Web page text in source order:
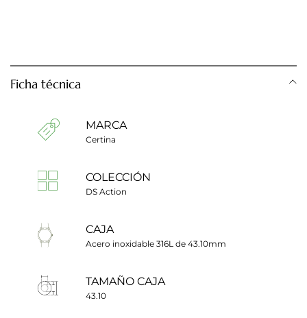
Ficha técnica
MARCA
Certina
COLECCIÓN
DS Action
CAJA
Acero inoxidable 316L de 43.10mm
TAMAÑO CAJA
43.10